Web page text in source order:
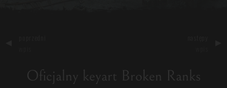
Oficjalny keyart Broken Ranks